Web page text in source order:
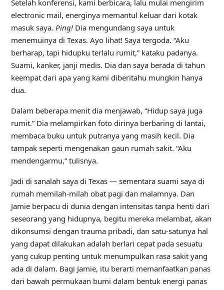
Setelah konferensi, kami berbicara, lalu mulai mengirim
electronic mail, energinya memantul keluar dari kotak
masuk saya. Ping!Dia mengundang saya untuk
menemuinya di Texas. Ayo lihat! Saya tergoda. “Aku
berharap, tapi hidupku terlalu rumit,” kataku padanya.
Suami, kanker, janji medis. Dia dan saya berada di tahun
keempat dari apa yang kami diberitahu mungkin hanya
dua.
Dalam beberapa menit dia menjawab, “Hidup saya juga
rumit.” Dia melampirkan foto dirinya berbaring di lantai,
membaca buku untuk putranya yang masih kecil. Dia
tampak seperti mengenakan gaun rumah sakit. “Aku
mendengarmu,” tulisnya.
Jadi di sanalah saya di Texas — sementara suami saya di
rumah memilah-milah obat pagi dan malamnya. Dan
Jamie berpacu di dunia dengan intensitas tanpa henti dari
seseorang yang hidupnya, begitu mereka melambat, akan
dikonsumsi dengan trauma pribadi, dan satu-satunya hal
yang dapat dilakukan adalah berlari cepat pada sesuatu
yang cukup penting untuk menumpulkan rasa sakit yang
ada di dalam. Bagi Jamie, itu berarti memanfaatkan panas
dari bawah permukaan bumi dalam bentuk energi panas